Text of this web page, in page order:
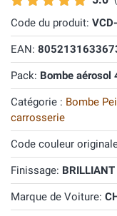
Code du produit:
EAN:
Pack: Bombe aérosol
Catégorie : Bombe
carrosserie
Code couleur
Finissage:
Marque de Voiture: